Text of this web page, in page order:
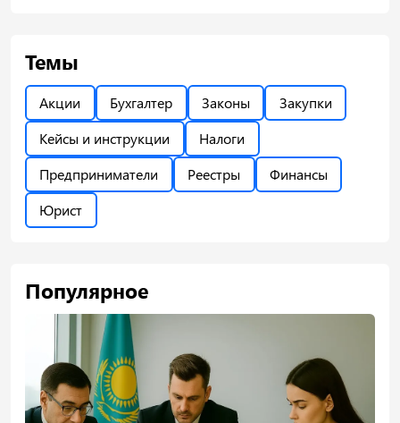
Темы
Акции Бухгалтер Законы
Закупки
Кейсы и инструкции
Налоги
Предприниматели
Реестры
Финансы
Юрист
Популярное